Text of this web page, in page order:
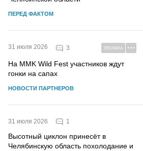
ПЕРЕД ФАКТОМ
31 июля 2026 3 РЕКЛАМА
На MMK Wild Fest участников ждут
гонки на сапах
НОВОСТИ ПАРТНЕРОВ
31 июля 2026 1
Высотный циклон принесёт в
Челябинскую область похолодание и